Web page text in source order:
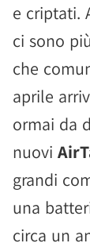
e criptati.
ci sono
che
aprile
ormai da
nuovi
grandi
una
circa un